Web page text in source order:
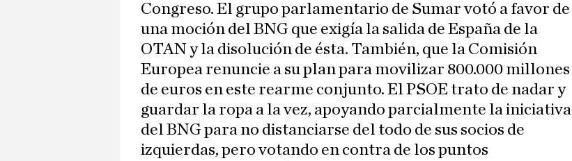
Congreso. El grupo parlamentario de Sumar votó a favor de
una moción del BNG que exigía la salida de España de la
OTAN y la disolución de ésta. También, que la Comisión
Europea renuncie a su plan para movilizar 800.000 millones
de euros en este rearme conjunto. El PSOE trato de nadar y
guardar la ropa a la vez, apoyando parcialmente la iniciativa
del BNG para no distanciarse del todo de sus socios de
izquierdas, pero votando en contra de los puntos